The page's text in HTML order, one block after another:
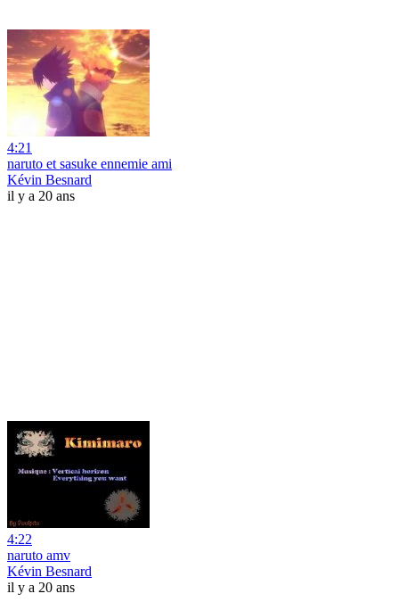
4:21
naruto et sasuke ennemie ami
Kévin Besnard
il y a 20 ans
4:22
naruto amv
Kévin Besnard
il y a 20 ans